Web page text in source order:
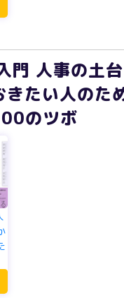
門 人事の土
きたい人のた
のツボ